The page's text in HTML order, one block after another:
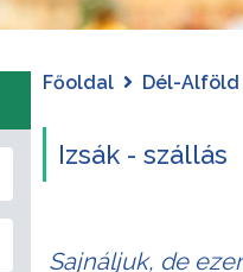
Főoldal Dél-Alföld
Izsák - szállás
Sajnáljuk, de